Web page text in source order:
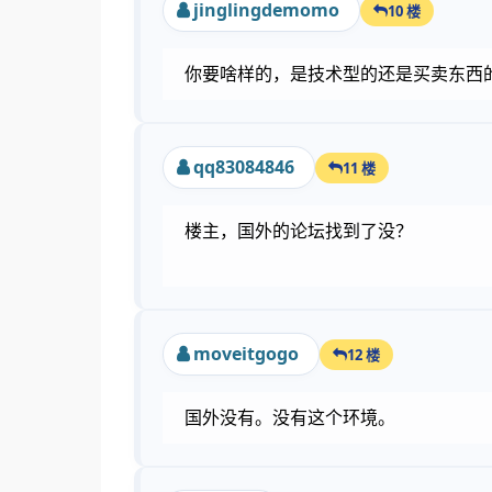
jinglingdemomo 10 楼
你要啥样的，是技术型的还是买卖东西
qq83084846 11 楼
楼主，国外的论坛找到了没？
moveitgogo 12 楼
国外没有。没有这个环境。